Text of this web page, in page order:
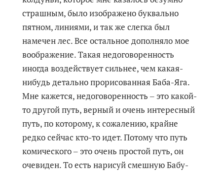
страшным, было изображено буквально
пятном, линиями, и так же слегка был
намечен лес. Все остальное дополняло мое
воображение. Такая недоговоренность
иногда воздействует сильнее, чем какая-
нибудь детально прорисованная Баба-Яга.
Мне кажется, недоговоренность ‒ это какой-
то другой путь, верный и очень интересный
путь, по которому, к сожалению, крайне
редко сейчас кто-то идет. Потому что путь
комического ‒ это очень простой путь, он
очевиден. То есть нарисуй смешную Бабу-